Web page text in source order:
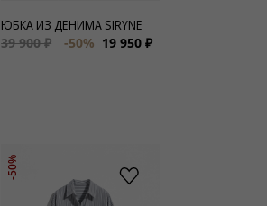
ЮБКА ИЗ ДЕНИМА SIRYNE
39 900 ₽
-50% 19 950 ₽
-50%